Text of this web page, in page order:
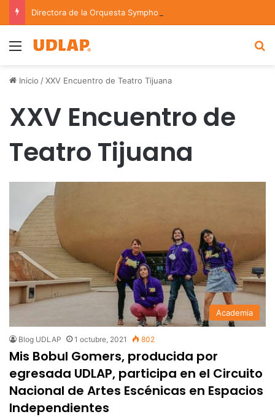
Menu
Inicio /XXV Encuentro de Teatro Tijuana
XXV Encuentro de
Teatro Tijuana
Academia
Blog UDLAP 1 octubre, 2021 802
Mis Bobul Gomers, producida por
egresada UDLAP, participa en el Circuito
Nacional de Artes Escénicas en Espacios
Independientes